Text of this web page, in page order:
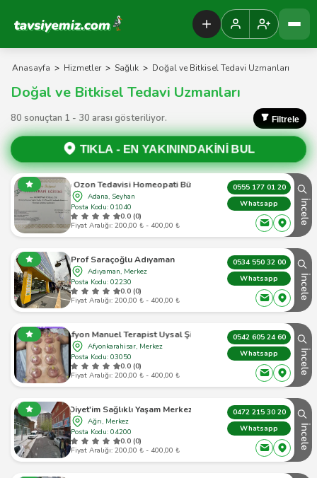
Tavsiyemiz Anasayfa
Anasayfa > Hizmetler > Sağlık > Doğal ve Bitkisel Tedavi Uzmanları
Doğal ve Bitkisel Tedavi Uzmanları
80 sonuçtan 1 - 30 arası gösteriliyor. Filtrele
TIKLA - EN YAKININDAKİNİ BUL
Bütüncül Tıp Fonksiyonel Tıp Fitoterapi Mezoterapi
Adana, Seyhan
Posta Kodu: 01040
0.0 (0)
Fiyat Aralığı: 200,00 ₺ - 400,00 ₺
0555 177 01 20
Whatsapp
İncele
Prof Saraçoğlu Adıyaman
Adıyaman, Merkez
Posta Kodu: 02230
0.0 (0)
Fiyat Aralığı: 200,00 ₺ - 400,00 ₺
0534 550 32 00
Whatsapp
İncele
Afyon Manuel Terapist Uysal Şifa
Afyonkarahisar, Merkez
Posta Kodu: 03050
0.0 (0)
Fiyat Aralığı: 200,00 ₺ - 400,00 ₺
0542 605 24 60
Whatsapp
İncele
Diyet'im Sağlıklı Yaşam Merkezi
Ağrı, Merkez
Posta Kodu: 04200
0.0 (0)
Fiyat Aralığı: 200,00 ₺ - 400,00 ₺
0472 215 30 20
Whatsapp
İncele